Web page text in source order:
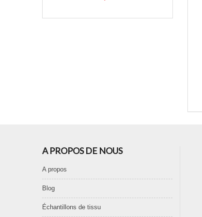
A PROPOS DE NOUS
A propos
Blog
Échantillons de tissu